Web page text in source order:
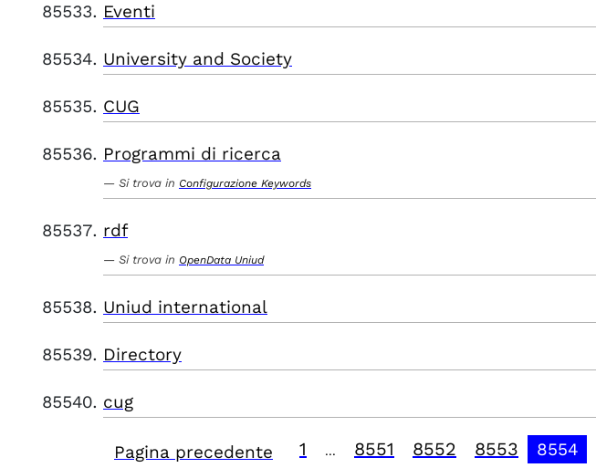
Eventi
University and Society
CUG
Programmi di ricerca
Si trova in Configurazione Keywords
rdf
Si trova in OpenData Uniud
Uniud international
Directory
cug
Pagina precedente 1 8551 8552 8553 8554